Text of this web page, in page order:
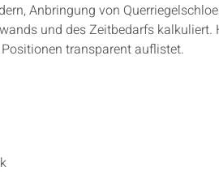
Anbringung von
und des Zeitbedarfs kalkuliert.
transparent auflistet.